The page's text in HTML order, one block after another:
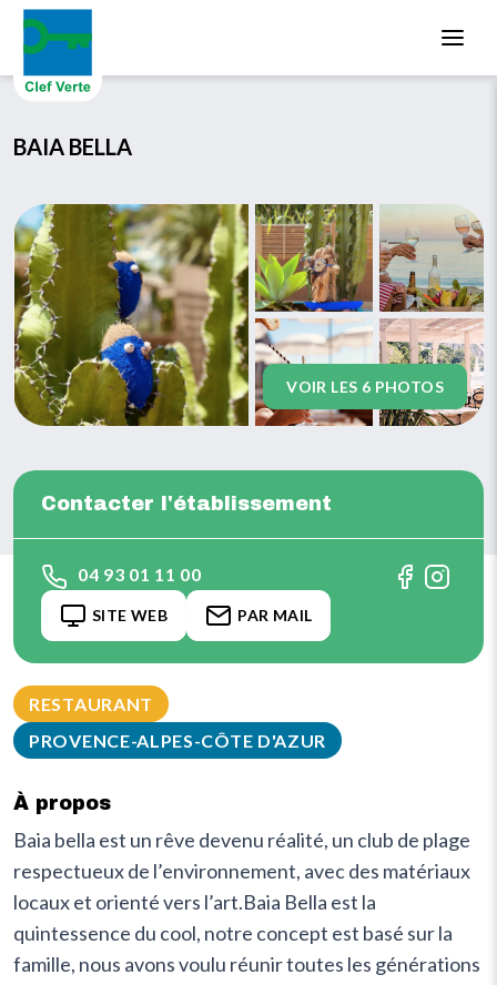
BAIA BELLA
VOIR LES 6 PHOTOS
RESTAURANT
PROVENCE-ALPES-CÔTE D'AZUR
À propos
Baia bella est un rêve devenu réalité, un club de plage
respectueux de l’environnement, avec des matériaux
locaux et orienté vers l’art.Baia Bella est la
quintessence du cool, notre concept est basé sur la
famille, nous avons voulu réunir toutes les générations
Contacter l'établissement
04 93 01 11 00
SITE WEB PAR MAIL